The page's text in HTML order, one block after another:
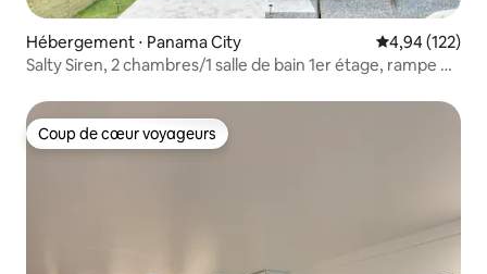
Hébergement ⋅ Panama City Évaluation
4,94 (122)
Salty Siren, 2 chambres/1 salle de bain 1er étage, rampe de
Coup de cœur voyageurs
Coup de cœur voyageurs